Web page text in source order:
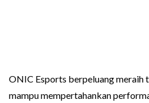
ONIC Esports berpeluang
mampu mempertahankan